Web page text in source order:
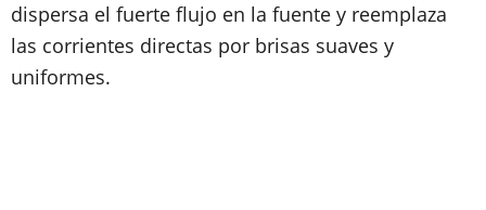
dispersa el fuerte flujo en la fuente y reemplaza
las corrientes directas por brisas suaves y
uniformes.